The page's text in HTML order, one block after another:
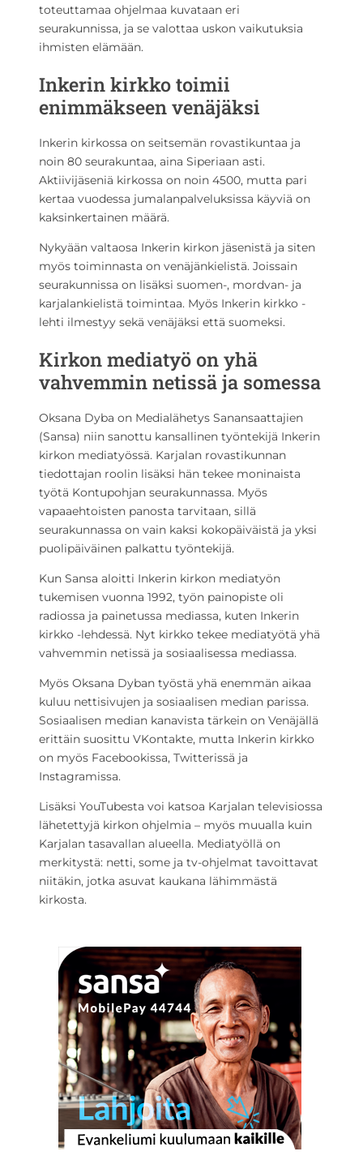
toteuttamaa ohjelmaa kuvataan eri
seurakunnissa, ja se valottaa uskon vaikutuksia
ihmisten elämään.
Inkerin kirkko toimii
enimmäkseen venäjäksi
Inkerin kirkossa on seitsemän rovastikuntaa ja
noin 80 seurakuntaa, aina Siperiaan asti.
Aktiivijäseniä kirkossa on noin 4500, mutta pari
kertaa vuodessa jumalanpalveluksissa käyviä on
kaksinkertainen määrä.
Nykyään valtaosa Inkerin kirkon jäsenistä ja siten
myös toiminnasta on venäjänkielistä. Joissain
seurakunnissa on lisäksi suomen-, mordvan- ja
karjalankielistä toimintaa. Myös Inkerin kirkko -
lehti ilmestyy sekä venäjäksi että suomeksi.
Kirkon mediatyö on yhä
vahvemmin netissä ja somessa
Oksana Dyba on Medialähetys Sanansaattajien
(Sansa) niin sanottu kansallinen työntekijä Inkerin
kirkon mediatyössä. Karjalan rovastikunnan
tiedottajan roolin lisäksi hän tekee moninaista
työtä Kontupohjan seurakunnassa. Myös
vapaaehtoisten panosta tarvitaan, sillä
seurakunnassa on vain kaksi kokopäiväistä ja yksi
puolipäiväinen palkattu työntekijä.
Kun Sansa aloitti Inkerin kirkon mediatyön
tukemisen vuonna 1992, työn painopiste oli
radiossa ja painetussa mediassa, kuten Inkerin
kirkko -lehdessä. Nyt kirkko tekee mediatyötä yhä
vahvemmin netissä ja sosiaalisessa mediassa.
Myös Oksana Dyban työstä yhä enemmän aikaa
kuluu nettisivujen ja sosiaalisen median parissa.
Sosiaalisen median kanavista tärkein on Venäjällä
erittäin suosittu VKontakte, mutta Inkerin kirkko
on myös Facebookissa, Twitterissä ja
Instagramissa.
Lisäksi YouTubesta voi katsoa Karjalan televisiossa
lähetettyjä kirkon ohjelmia – myös muualla kuin
Karjalan tasavallan alueella. Mediatyöllä on
merkitystä: netti, some ja tv-ohjelmat tavoittavat
niitäkin, jotka asuvat kaukana lähimmästä
kirkosta.